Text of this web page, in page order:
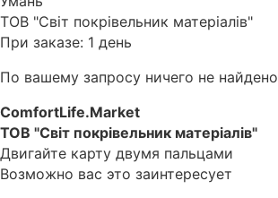
ТОВ "Світ покрівельник матеріалів"
При заказе: 1 день
По вашему запросу ничего не найдено
ComfortLife.Market
ТОВ "Світ покрівельник матеріалів"
Двигайте карту двумя пальцами
Возможно вас это заинтересует